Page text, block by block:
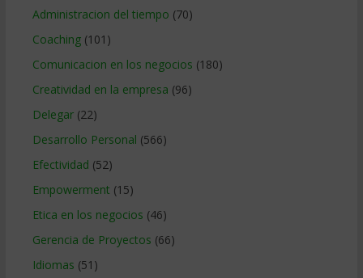
Administracion del tiempo (70)
Coaching(101)
Comunicacion en los negocios (180)
Creatividad en la empresa (96)
Delegar(22)
Desarrollo Personal (566)
Efectividad (52)
Empowerment (15)
Etica en los negocios (46)
Gerencia de Proyectos (66)
Idiomas (51)